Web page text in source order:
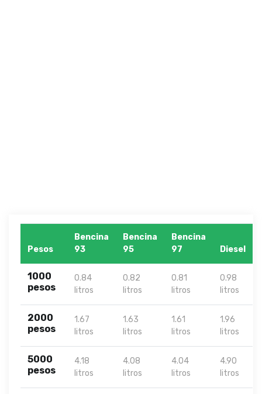
Pesos
Bencina
93
Bencina
95
Bencina
97
Diesel
1000
pesos
0.84
litros
0.82
litros
0.81
litros
0.98
litros
2000
pesos
1.67
litros
1.63
litros
1.61
litros
1.96
litros
5000
pesos
4.18
litros
4.08
litros
4.04
litros
4.90
litros